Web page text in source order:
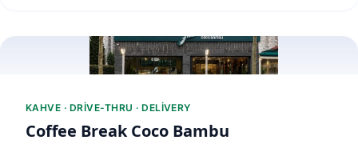
KAHVE · DRIVE-THRU · DELIVERY
Coffee Break Coco Bambu